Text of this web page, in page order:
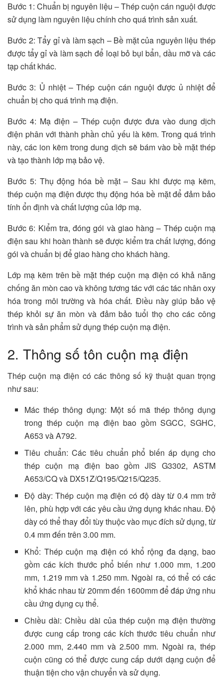
Bước 1: Chuẩn bị nguyên liệu – Thép cuộn cán nguội được
sử dụng làm nguyên liệu chính cho quá trình sản xuất.
Bước 2: Tẩy gỉ và làm sạch – Bề mặt của nguyên liệu thép
được tẩy gỉ và làm sạch để loại bỏ bụi bẩn, dầu mỡ và các
tạp chất khác.
Bước 3: Ủ nhiệt – Thép cuộn cán nguội được ủ nhiệt để
chuẩn bị cho quá trình mạ điện.
Bước 4: Mạ điện – Thép cuộn được đưa vào dung dịch
điện phân với thành phần chủ yếu là kẽm. Trong quá trình
này, các ion kẽm trong dung dịch sẽ bám vào bề mặt thép
và tạo thành lớp mạ bảo vệ.
Bước 5: Thụ động hóa bề mặt – Sau khi được mạ kẽm,
thép cuộn mạ điện được thụ động hóa bề mặt để đảm bảo
tính ổn định và chất lượng của lớp mạ.
Bước 6: Kiểm tra, đóng gói và giao hàng – Thép cuộn mạ
điện sau khi hoàn thành sẽ được kiểm tra chất lượng, đóng
gói và chuẩn bị để giao hàng cho khách hàng.
Lớp mạ kẽm trên bề mặt thép cuộn mạ điện có khả năng
chống ăn mòn cao và không tương tác với các tác nhân oxy
hóa trong môi trường và hóa chất. Điều này giúp bảo vệ
thép khỏi sự ăn mòn và đảm bảo tuổi thọ cho các công
trình và sản phẩm sử dụng thép cuộn mạ điện.
2. Thông số tôn cuộn mạ điện
Thép cuộn mạ điện có các thông số kỹ thuật quan trọng
như sau:
Mác thép thông dụng: Một số mã thép thông dụng
trong thép cuộn mạ điện bao gồm SGCC, SGHC,
A653 và A792.
Tiêu chuẩn: Các tiêu chuẩn phổ biến áp dụng cho
thép cuộn mạ điện bao gồm JIS G3302, ASTM
A653/CQ và DX51Z/Q195/Q215/Q235.
Độ dày: Thép cuộn mạ điện có độ dày từ 0.4 mm trở
lên, phù hợp với các yêu cầu ứng dụng khác nhau. Độ
dày có thể thay đổi tùy thuộc vào mục đích sử dụng, từ
0.4 mm đến trên 3.00 mm.
Khổ: Thép cuộn mạ điện có khổ rộng đa dạng, bao
gồm các kích thước phổ biến như 1.000 mm, 1.200
mm, 1.219 mm và 1.250 mm. Ngoài ra, có thể có các
khổ khác nhau từ 20mm đến 1600mm để đáp ứng nhu
cầu ứng dụng cụ thể.
Chiều dài: Chiều dài của thép cuộn mạ điện thường
được cung cấp trong các kích thước tiêu chuẩn như
2.000 mm, 2.440 mm và 2.500 mm. Ngoài ra, thép
cuộn cũng có thể được cung cấp dưới dạng cuộn để
thuận tiện cho vận chuyển và sử dụng.